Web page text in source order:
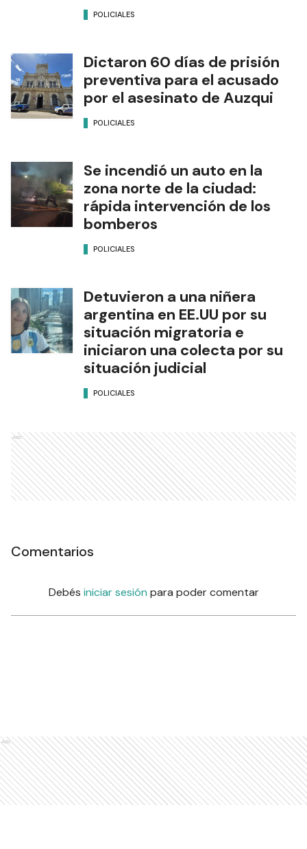
POLICIALES
Dictaron 60 días de prisión
preventiva para el acusado
por el asesinato de Auzqui
POLICIALES
Se incendió un auto en la
zona norte de la ciudad:
rápida intervención de los
bomberos
POLICIALES
Detuvieron a una niñera
argentina en EE.UU por su
situación migratoria e
iniciaron una colecta por su
situación judicial
POLICIALES
Ads
Comentarios
Debés iniciar sesión para poder comentar
Ads